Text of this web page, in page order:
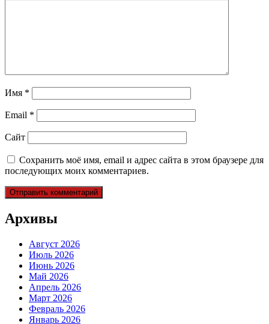
Имя *
Email *
Сайт
Сохранить моё имя, email и адрес сайта в этом браузере для
последующих моих комментариев.
Архивы
Август 2026
Июль 2026
Июнь 2026
Май 2026
Апрель 2026
Март 2026
Февраль 2026
Январь 2026